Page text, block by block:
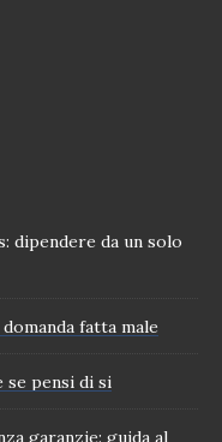
dipendere da un solo
fatta male
se pensi di si
garanzie: guida al